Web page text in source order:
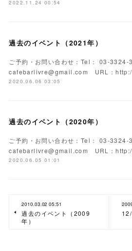
2022.11.24 00:54
過去のイベント（2021年）
ご予約・お問い合わせ：Tel： 03-3324-
cafebarlivre@gmail.com URL：
2020.06.06 03:05
過去のイベント（2020年）
ご予約・お問い合わせ：Tel： 03-3324-
cafebarlivre@gmail.com URL：
2020.06.05 01:01
2010.03.02 05:51
過去のイベント（2009
年）